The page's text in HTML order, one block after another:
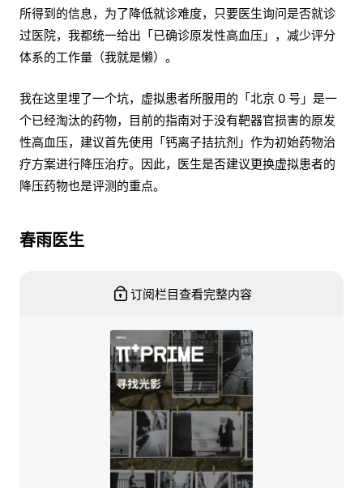
所得到的信息，为了降低就诊难度，只要医生询问是否就诊
过医院，我都统一给出「已确诊原发性高血压」，减少评分
体系的工作量（我就是懒）。
我在这里埋了一个坑，虚拟患者所服用的「北京 0 号」是一
个已经淘汰的药物，目前的指南对于没有靶器官损害的原发
性高血压，建议首先使用「钙离子拮抗剂」作为初始药物治
疗方案进行降压治疗。因此，医生是否建议更换虚拟患者的
降压药物也是评测的重点。
春雨医生
订阅栏目查看完整内容